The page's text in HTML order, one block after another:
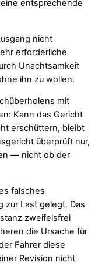
entsprechende
nicht
erforderliche
Unachtsamkeit
ihn zu wollen.
mit
Kann das Gericht
erschüttern, bleibt
überprüft nur,
— nicht ob der
falsches
zur Last gelegt. Das
zweifelsfrei
die Ursache für
Fahrer diese
Revision nicht